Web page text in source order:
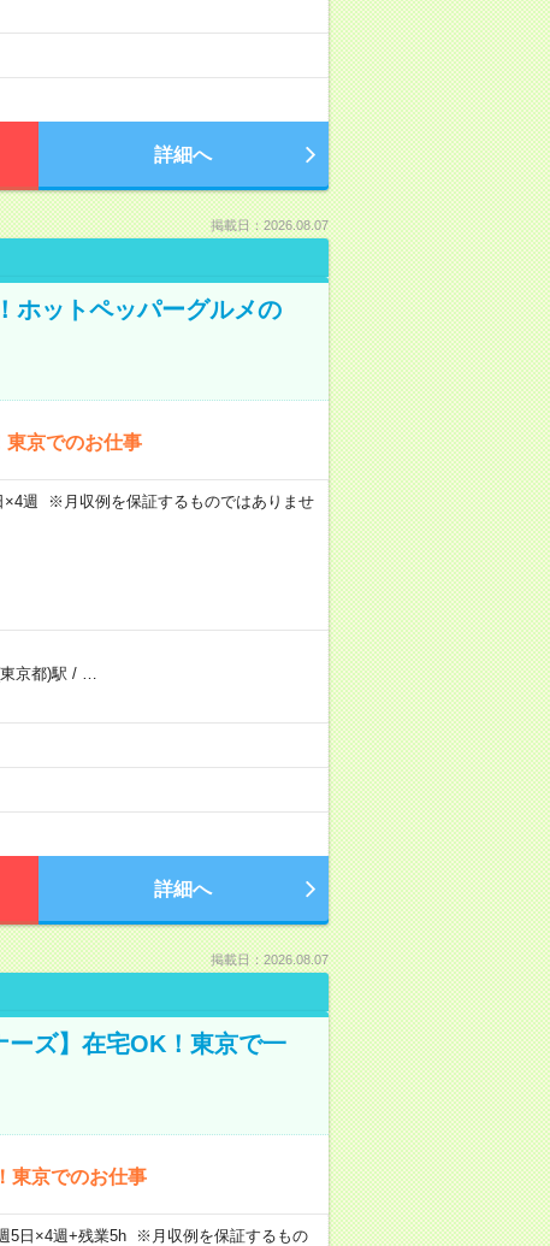
詳細へ
掲載日：2026.08.07
ホットペッパーグルメの
東京でのお仕事
週 ※月収例を保証するものではありませ
京都)駅 /
詳細へ
掲載日：2026.08.07
ズ】在宅OK！東京で一
東京でのお仕事
5日×4週+残業5h ※月収例を保証するもの